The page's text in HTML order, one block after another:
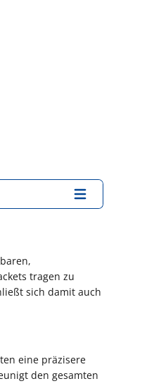
tragen zu
sich damit auch
eine präzisere
den gesamten